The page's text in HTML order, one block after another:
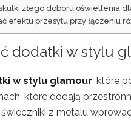
złego doboru oświetlenia
efektu przesytu przy łączeniu
dodatki w stylu
w stylu glamour , które
które dodają
z metalu